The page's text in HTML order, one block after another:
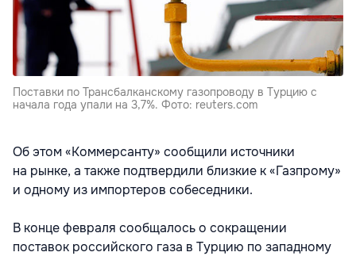
Поставки по Трансбалканскому газопроводу в Турцию с
начала года упали на 3,7%. Фото: reuters.com
Об этом «Коммерсанту» сообщили источники
на рынке, а также подтвердили близкие к «Газпрому»
и одному из импортеров собеседники.
В конце февраля сообщалось о сокращении
поставок российского газа в Турцию по западному